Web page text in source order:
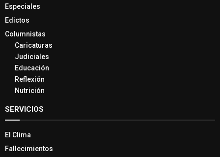
Especiales
Edictos
Columnistas
Caricaturas
Judiciales
Educación
Reflexión
Nutrición
SERVICIOS
El Clima
Fallecimientos